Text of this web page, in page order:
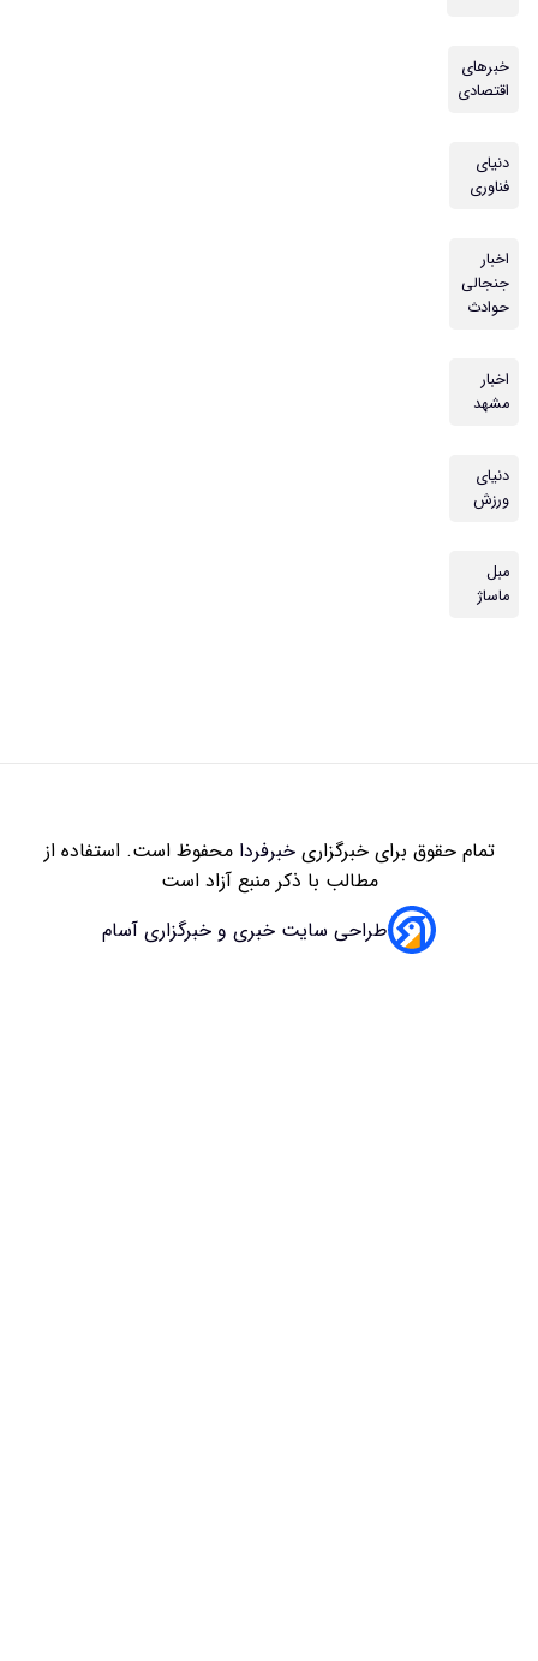
خبرفردامحفوظ است. استفاده از
با ذکر منبع آزاد است
خبری و خبرگزاری آسام